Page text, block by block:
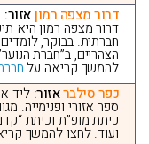
דרור מצפה רמוןאזור:
דרור מצפה רמון היא
חברתית. בבוקר,
הצהריים, ב”חברת
להמשך קריאה על
כפר סילבראזור: ליד
ספר אזורי ופנימייה.
כיתת מופ”ת וכיתת
ועוד. לחצו להמשך